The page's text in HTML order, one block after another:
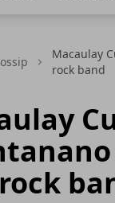
Macaulay
rock band